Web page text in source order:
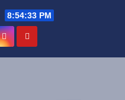
8:54:34 PM